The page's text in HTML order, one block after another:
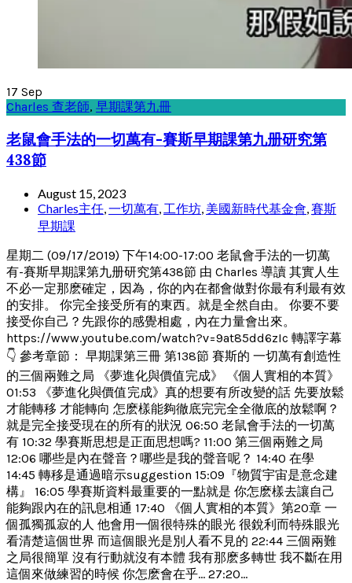
17 Sep
Charles 查老師, 早期課第九冊
老鼠會手法的一切萬有-賽斯早期課第九册研究第
438節
August 15, 2023
Charles主任,一切萬有, 工作坊, 美國新時代基金會,賽斯
早期課
星期二 (09/17/2019) 下午14:00-17:00 老鼠會手法的一切萬
有-賽斯早期課第九册研究第438節 由 Charles 導讀 其實人生
不必一定那麽確定，因為，你的內在都會做對你最有利最有效
的安排。 你完全接受所有的東西。就是全然自由。 你要不要
接受你自己？先跟你的感覺相處，內在力量會出來。
https://www.youtube.com/watch?v=9at85dd6zIc 轉譯字幕
👇 參考章節： 早期課第三冊 第138節 賽斯的 一切萬有創造性
的三個兩難之局 《夢進化與價值完成》 《個人實相的本質》
01:53 《夢進化與價值完成》真的想要有所改變的話 先要放鬆
才能轉移 才能轉向 怎麽樣能夠徹底完完全全徹底的放鬆啊？
就是完全接受現在的所有的狀況 06:50 老鼠會手法的一切萬
有 10:32 學賽斯思想是正面思想嗎? 11:00 第三個兩難之局
12:06 哪些是內在聲音？哪些是我的聲音呢？ 14:40 在學
14:45 轉移是通過暗示suggestion 15:09『物質宇宙是意念建
構』 16:05 學賽斯資料最重要的一點就是 你怎麽樣去讓自己
能夠跟內在的訊息相通 17:40 《個人實相的本質》第20章 一
個孤獨孤寂的人 他會用一個很特殊的眼光 很銳利而特殊眼光
看清楚這個世界 而這個眼光是別人看不見的 22:44 三個兩難
之局很簡單 沒有行動就沒有本體 我有那麽多轉世 我不斷在用
這個來做練習的時候 你怎麽會在乎... 27:20...